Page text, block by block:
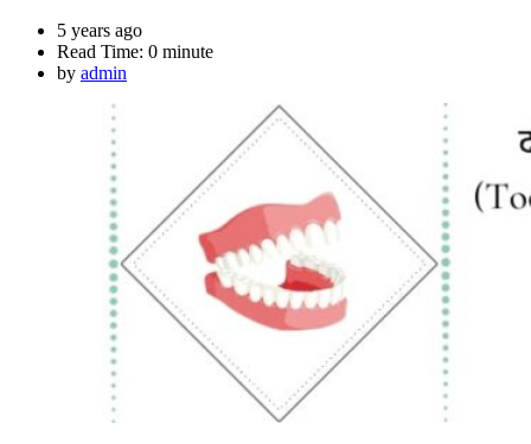
5 years ago
Read Time: 0 minute
by admin